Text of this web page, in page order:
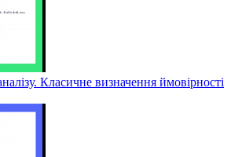
Класичне визначення ймовірності